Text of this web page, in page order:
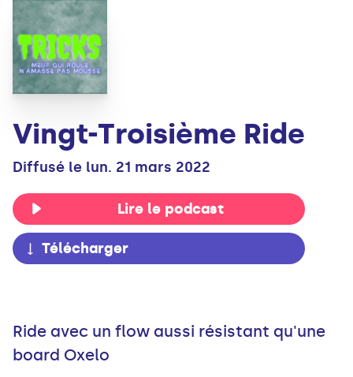
Vingt-Troisième Ride
Diffusé le lun. 21 mars 2022
Lire le podcast
Télécharger
Ride avec un flow aussi résistant qu'une
board Oxelo